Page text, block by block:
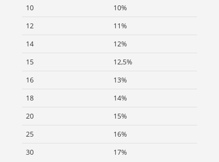
10
10%
12
11%
14
12%
15
12,5%
16
13%
18
14%
20
15%
25
16%
30
17%